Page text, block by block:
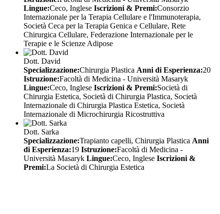
Lingue:Ceco, Inglese Iscrizioni & Premi:Consorzio
Internazionale per la Terapia Cellulare e l'Immunoterapia,
Società Ceca per la Terapia Genica e Cellulare, Rete
Chirurgica Cellulare, Federazione Internazionale per le
Terapie e le Scienze Adipose
Dott. David
Specializzazione:Chirurgia Plastica Anni di Esperienza:20
Istruzione:Facoltà di Medicina - Università Masaryk
Lingue:Ceco, Inglese Iscrizioni & Premi:Società di
Chirurgia Estetica, Società di Chirurgia Plastica, Società
Internazionale di Chirurgia Plastica Estetica, Società
Internazionale di Microchirurgia Ricostruttiva
Dott. Sarka
Specializzazione:Trapianto capelli, Chirurgia Plastica Anni
di Esperienza:19 Istruzione:Facoltà di Medicina -
Università Masaryk Lingue:Ceco, Inglese Iscrizioni &
Premi:La Società di Chirurgia Estetica